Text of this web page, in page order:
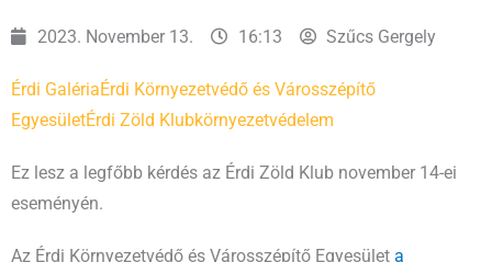
2023. November 13. 16:13 Szűcs Gergely
Érdi GalériaÉrdi Környezetvédő és Városszépítő
EgyesületÉrdi Zöld Klubkörnyezetvédelem
Ez lesz a legfőbb kérdés az Érdi Zöld Klub november 14-ei
eseményén.
Az Érdi Környezetvédő és Városszépítő Egyesület a